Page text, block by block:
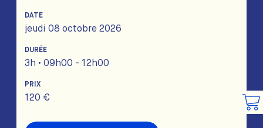
DATE
jeudi 08 octobre 2026
DURÉE
3h • 09h00 - 12h00
PRIX
120 €